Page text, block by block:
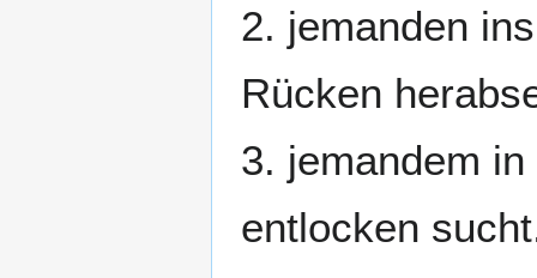
2. jemanden
Rücken
3. jemandem
entlocken